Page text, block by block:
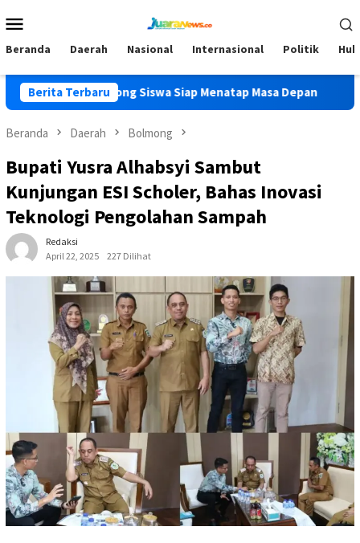
ke
Mobile
Beranda Daerah Nasional Internasional Politik
Berita Terbaru
Dorong Siswa Siap Menatap Masa Depan Kadis
Beranda Daerah Bolmong
Bupati Yusra Alhabsyi Sambut
Kunjungan ESI Scholer, Bahas Inovasi
Teknologi Pengolahan Sampah
Redaksi
April 22, 2025
227 Dilihat